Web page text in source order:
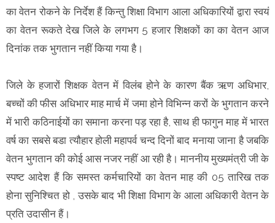
का वेतन रोकने के निर्देश हैं किन्तु शिक्षा विभाग आला अधिकारियों द्वारा स्वयं
का वेतन रूकते देख जिले के लगभग 5 हजार शिक्षकों का का वेतन आज
दिनांक तक भुगतान नहीं किया गया है।
जिले के हजारों शिक्षक वेतन में विलंब होने के कारण बैंक ऋण अधिभार,
बच्चों की फीस अधिभार माह मार्च में जमा होने विभिन्न करों के भुगतान करने
में भारी कठिनाईयों का समाना करना पड़ रहा है, साथ ही फागुन माह में भारत
वर्ष का सबसे बडा त्यौहार होली महापर्व चन्द दिनों बाद मनाया जाना है जबकि
वेतन भुगतान की कोई आस नजर नहीं आ रही है। माननीय मुख्यमंत्री जी के
स्पष्ट आदेश हैं कि समस्त कर्मचारियों का वेतन माह की 05 तारिख तक
होना सुनिश्चित हो , उसके बाद भी शिक्षा विभाग के आला अधिकारी वेतन के
प्रति उदासीन हैं।